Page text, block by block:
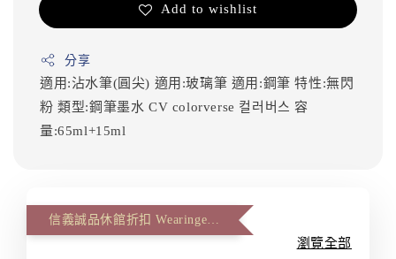
Add to wishlist
分享
適用:沾水筆(圓尖) 適用:玻璃筆 適用:鋼筆特性:無閃
粉類型:鋼筆墨水CV colorverse 컬러버스 容
量:65ml+15ml
瀏覽全部